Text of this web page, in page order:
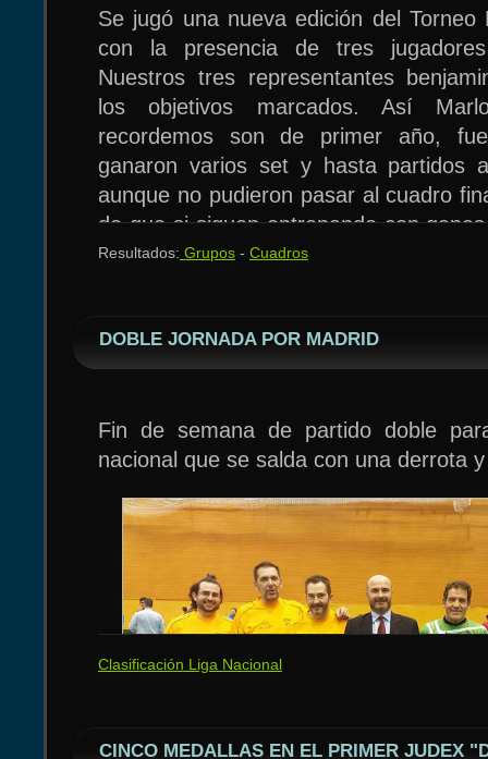
nuestro club por la progresion que
comenzó a jugar a mediados del
clasificación octavo para jugar el
Jesus Izquierdo queda campeón
Torreorgaz y encabeza el ranking
Muy bien Jesus, que hace un par de
años luz de los mejores jugadores
actualidad está a su nivel.
Se jugó una nueva edición del Torneo
con la presencia de tres
Nuestros tres representantes
los objetivos marcados. Así
recordemos son de primer año,
ganaron varios set y hasta partidos
aunque no pudieron pasar al cuadro
de que si siguen entrenando con
viene tendrán la oportunidad de
Si consiguió ese reto de pasar al
Resultados: Grupos - Cuadros
DOBLE JORNADA POR MADRID
Fin de semana de partido doble
nacional que se salda con una derrota
Clasificación Liga Nacional
CINCO MEDALLAS EN EL PRIMER JUDEX